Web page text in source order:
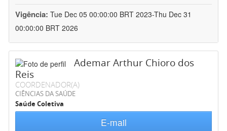
Vigência: Tue Dec 05 00:00:00 BRT 2023-Thu Dec 31
00:00:00 BRT 2026
Ademar Arthur Chioro dos
Reis
COORDENADOR(A)
CIÊNCIAS DA SAÚDE
Saúde Coletiva
E-mail